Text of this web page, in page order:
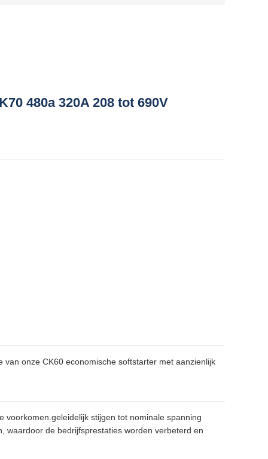
480a 320A 208 tot 690V
onze CK60 economische softstarter met aanzienlijk
stijgen tot nominale spanning
waardoor de bedrijfsprestaties worden verbeterd en